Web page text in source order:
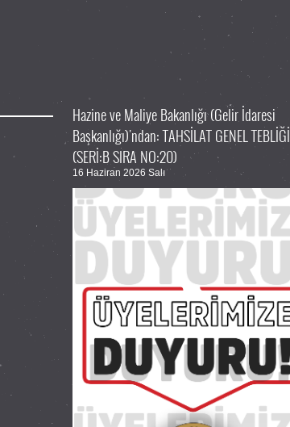
Hazine ve Maliye Bakanlığı (Gelir İdaresi
Başkanlığı)'ndan: TAHSİLAT GENEL TEBLİĞİ
(SERİ:B SIRA NO:20)
16 Haziran 2026 Salı